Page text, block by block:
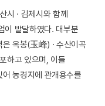
시 · 김제시와 함께
이 발달하였다. 대부분
옥봉(玉峰) · 수산이곡
하고 있으며, 이들
어 농경지에 관개용수를